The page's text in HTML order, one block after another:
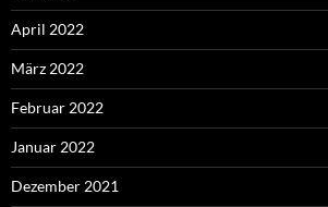
April 2022
März 2022
Februar 2022
Januar 2022
Dezember 2021